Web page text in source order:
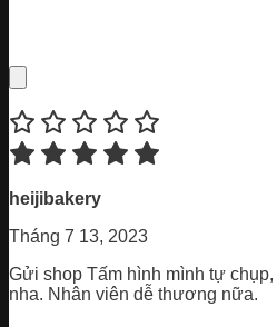
heijibakery
Tháng 7 13, 2023
Gửi shop Tấm hình mình tự
nha. Nhân viên dễ thương nữa.